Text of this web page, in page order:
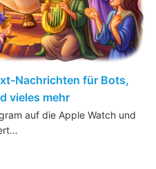
Nachrichten für Bots,
vieles mehr
auf die Apple Watch und